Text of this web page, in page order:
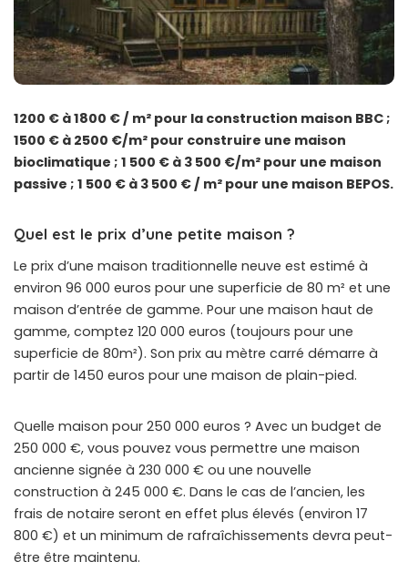
1200 € à 1800 € / m² pour la construction maison BBC ;
1500 € à 2500 €/m² pour construire une maison
bioclimatique ; 1 500 € à 3 500 €/m² pour une maison
passive ; 1 500 € à 3 500 € / m² pour une maison BEPOS.
Quel est le prix d’une petite maison ?
Le prix d’une maison traditionnelle neuve est estimé à
environ 96 000 euros pour une superficie de 80 m² et une
maison d’entrée de gamme. Pour une maison haut de
gamme, comptez 120 000 euros (toujours pour une
superficie de 80m²). Son prix au mètre carré démarre à
partir de 1450 euros pour une maison de plain-pied.
Quelle maison pour 250 000 euros ? Avec un budget de
250 000 €, vous pouvez vous permettre une maison
ancienne signée à 230 000 € ou une nouvelle
construction à 245 000 €. Dans le cas de l’ancien, les
frais de notaire seront en effet plus élevés (environ 17
800 €) et un minimum de rafraîchissements devra peut-
être être maintenu.